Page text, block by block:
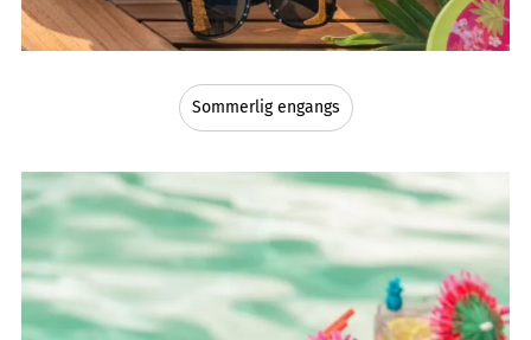
Sommerlig engangs